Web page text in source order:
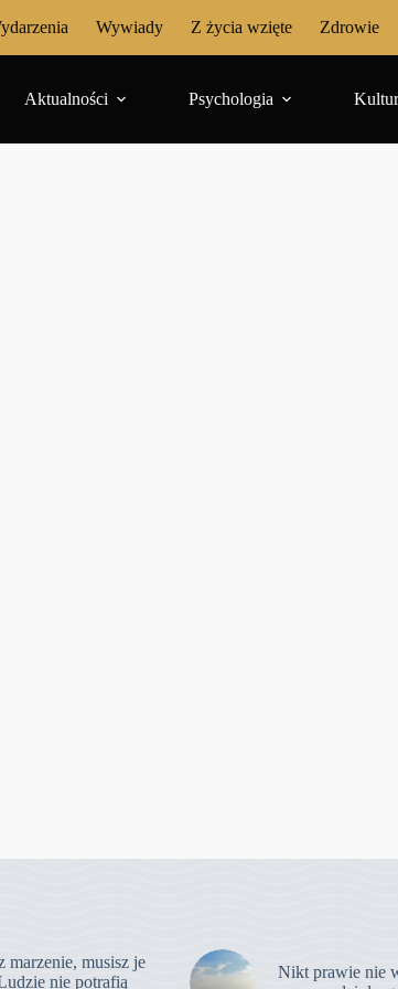
Wywiady Z życia wzięte Zdrowie
Aktualności Psychologia
marzenie, musisz je
nie potrafią
Nikt prawie nie